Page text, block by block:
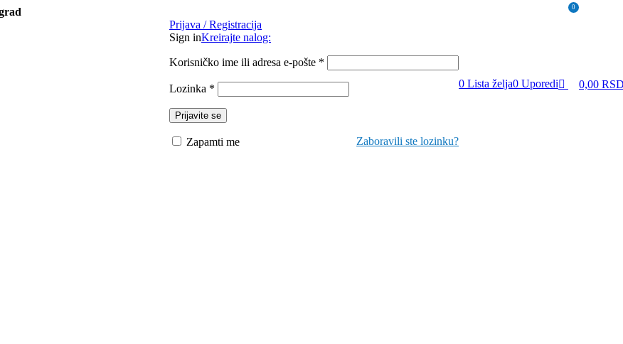
Prijava / Registracija
Sign inKreirajte nalog:
Korisničko ime ili adresa e-pošte *
Lozinka *
Prijavite se
Zaboravili ste lozinku?
Zapamti me
0 Lista želja0 Uporedi
0
0,00